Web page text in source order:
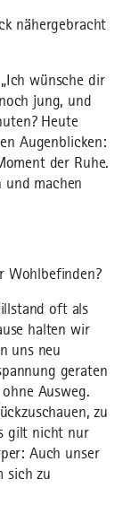
nähergebracht
wünsche dir
jung, und
Heute
Augenblicken:
der Ruhe.
und machen
Wohlbefinden?
oft als
halten wir
uns neu
geraten
Ausweg.
zu
gilt nicht nur
Auch unser
sich zu